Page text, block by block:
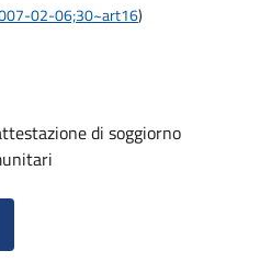
02-06;30~art16)
di soggiorno